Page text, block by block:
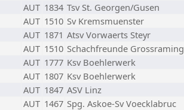
AUT 1834 Tsv St. Georgen/Gusen
AUT 1510 Sv Kremsmuenster
AUT 1871 Atsv Vorwaerts Steyr
AUT 1510 Schachfreunde Grossraming
AUT 1777 Ksv Boehlerwerk
AUT 1807 Ksv Boehlerwerk
AUT 1847 ASV Linz
AUT 1467 Spg. Askoe-Sv Voecklabruc